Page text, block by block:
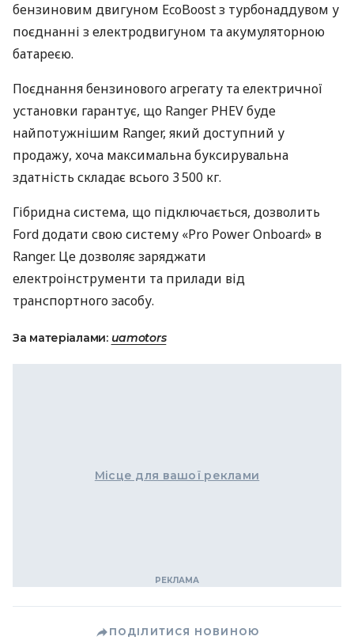
бензиновим двигуном EcoBoost з турбонаддувом у
поєднанні з електродвигуном та акумуляторною
батареєю.
Поєднання бензинового агрегату та електричної
установки гарантує, що Ranger PHEV буде
найпотужнішим Ranger, який доступний у
продажу, хоча максимальна буксирувальна
здатність складає всього 3 500 кг.
Гібридна система, що підключається, дозволить
Ford додати свою систему «Pro Power Onboard» в
Ranger. Це дозволяє заряджати
електроінструменти та прилади від
транспортного засобу.
За матеріалами: uamotors
Місце для вашої реклами
ПОДІЛИТИСЯ НОВИНОЮ